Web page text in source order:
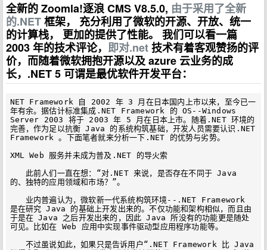
全新的 Zoomla!逐浪 CMS V8.5.0, 由于采用了全新
的.NET框架， 充分利用了微软的开源、开放、统一
的计算栈， 更加的提供了性能。 我们可以看一篇
2003 年的技术评论， 即对.net技术有着客观赞扬的评
价，而随着微软拥抱开源以及 azure 云业务的成
长，.NET 5 可谓是最优软件开发平台：
NET Framework 自 2002 年 3 月在日本国内上市以来，至今已一
年有余。据估计标准集成.NET Framework 的 OS--Windows
Server 2003 将于 2003 年 5 月在日本上市。随着.NET 环境的
完善，作为足以抗衡 Java 的系统构筑基础，开发人员需要认识.NET
Framework 。下面笔者就来分析一下.NET 的优势与劣势。
XML Web 服务并未成为普及.NET 的导火索
此前人们一直在想：“对.NET 来说，是否存在不同于 Java
的、独特的应用领域和市场？”。
业内普遍认为，微软新一代系统构筑环境--.NET Framework
是在研究 Java 的基础上开发出来的。不仅功能和架构相似，而且由
于是在 Java 之后开发出来的，因此 Java 所没有的功能更是随处
可见。比如在 Web 应用中实现事件驱动型应用程序功能等。
不过虽说如此，如果只是告诉用户“.NET Framework 比 Java